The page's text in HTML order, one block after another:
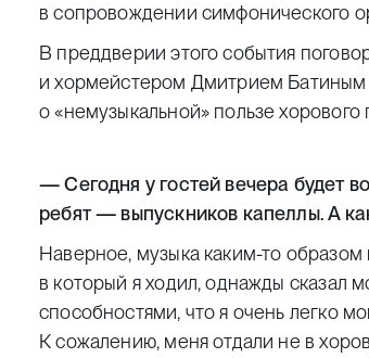
в сопровождении симфонического
В преддверии этого события
и хормейстером Дмитрием Батиным
о «немузыкальной» пользе
— Сегодня у гостей вечера будет
ребят — выпускников капеллы. А
Наверное, музыка каким-то
в который я ходил, однажды сказал
способностями, что я очень легко
К сожалению, меня отдали не в